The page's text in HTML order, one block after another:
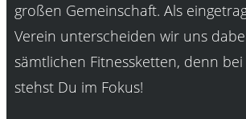
großen Gemeinschaft. Als
Verein unterscheiden wir uns
sämtlichen Fitnessketten, denn
stehst Du im Fokus!